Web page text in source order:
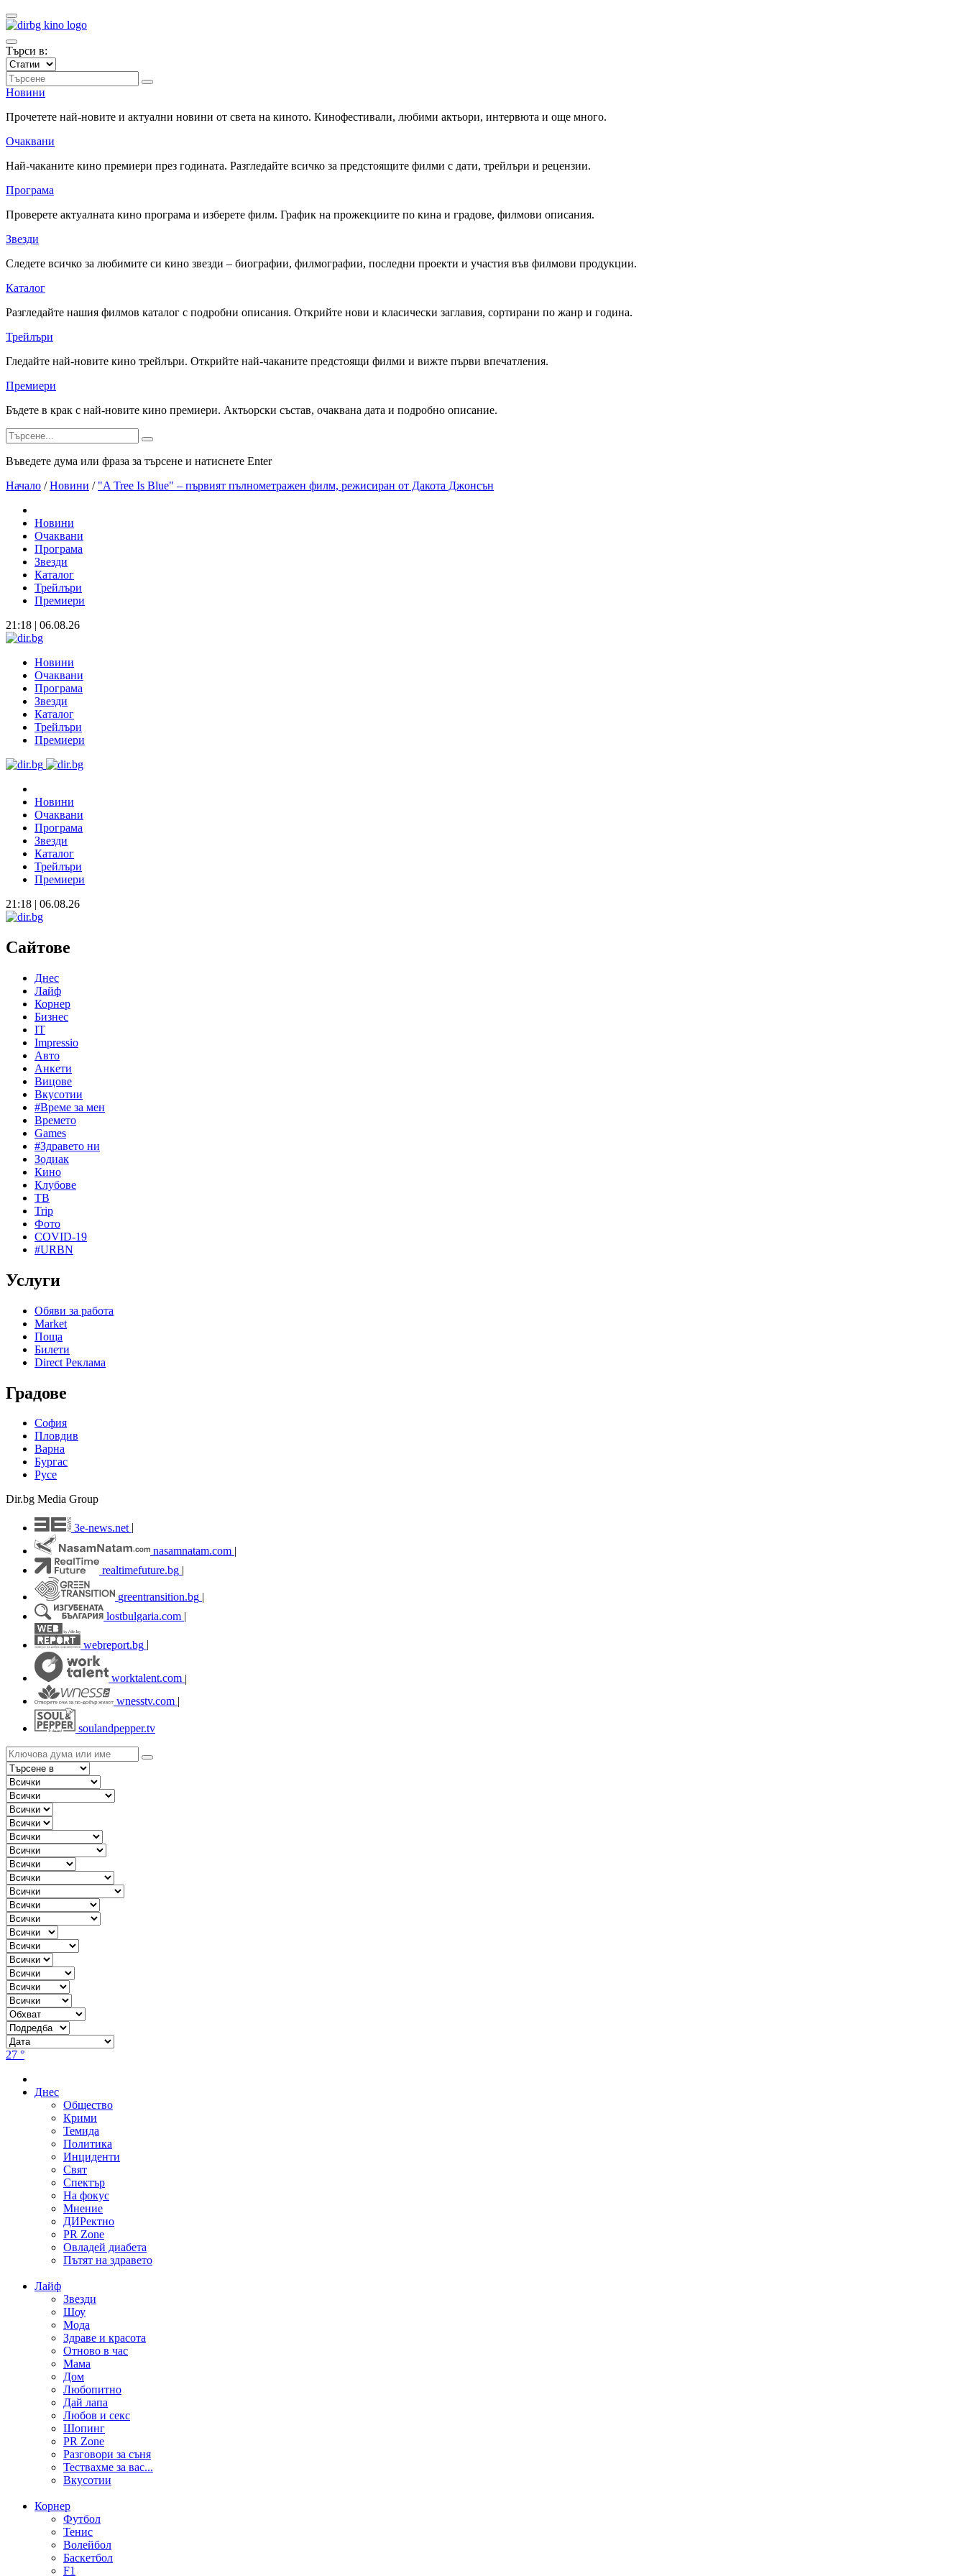
Търси в:
Новини
Прочетете най-новите и актуални новини от света на киното. Кинофестивали, любими актьори, интервюта и още много.
Очаквани
Най-чаканите кино премиери през годината. Разгледайте всичко за предстоящите филми с дати, трейлъри и рецензии.
Програма
Проверете актуалната кино програма и изберете филм. График на прожекциите по кина и градове, филмови описания.
Звезди
Следете всичко за любимите си кино звезди – биографии, филмографии, последни проекти и участия във филмови продукции.
Каталог
Разгледайте нашия филмов каталог с подробни описания. Открийте нови и класически заглавия, сортирани по жанр и година.
Трейлъри
Гледайте най-новите кино трейлъри. Открийте най-чаканите предстоящи филми и вижте първи впечатления.
Премиери
Бъдете в крак с най-новите кино премиери. Актьорски състав, очаквана дата и подробно описание.
Въведете дума или фраза за търсене и натиснете Enter
Начало / Новини / "A Tree Is Blue" – първият пълнометражен филм, режисиран от Дакота Джонсън
Новини
Очаквани
Програма
Звезди
Каталог
Трейлъри
Премиери
21:18 | 06.08.26
Новини
Очаквани
Програма
Звезди
Каталог
Трейлъри
Премиери
Новини
Очаквани
Програма
Звезди
Каталог
Трейлъри
Премиери
21:18 | 06.08.26
Сайтове
Днес
Лайф
Корнер
Бизнес
IT
Impressio
Авто
Анкети
Вицове
Вкусотии
#Време за мен
Времето
Games
#Здравето ни
Зодиак
Кино
Клубове
ТВ
Trip
Фото
COVID-19
#URBN
Услуги
Обяви за работа
Market
Поща
Билети
Direct Реклама
Градове
София
Пловдив
Варна
Бургас
Русе
Dir.bg Media Group
3e-news.net
nasamnatam.com |
realtimefuture.bg |
greentransition.bg |
lostbulgaria.com |
webreport.bg
worktalent.com |
wnesstv.com |
soulandpepper.tv
27 °
Днес
Общество
Крими
Темида
Политика
Инциденти
Свят
Спектър
На фокус
Мнение
ДИРектно
PR Zone
Овладей диабета
Пътят на здравето
Лайф
Звезди
Шоу
Мода
Здраве и красота
Отново в час
Мама
Дом
Любопитно
Дай лапа
Любов и секс
Шопинг
PR Zone
Разговори за съня
Тествахме за вас...
Вкусотии
Корнер
Футбол
Тенис
Волейбол
Баскетбол
F1